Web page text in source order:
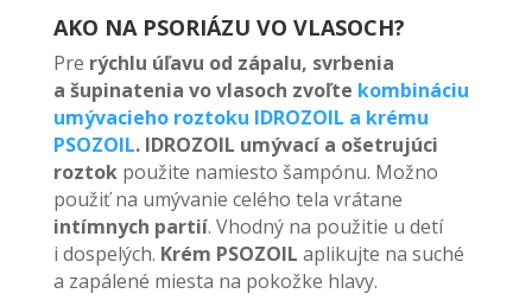
AKO NA PSORIÁZU VO VLASOCH?
Pre rýchlu úľavu od zápalu, svrbenia
a šupinatenia vo vlasoch zvoľte kombináciu
umývacieho roztoku IDROZOIL a krému
PSOZOIL. IDROZOIL umývací a ošetrujúci
roztokpoužite namiesto šampónu. Možno
použiť na umývanie celého tela vrátane
intímnych partií. Vhodný na použitie u detí
i dospelých. Krém PSOZOIL aplikujte na suché
a zapálené miesta na pokožke hlavy.